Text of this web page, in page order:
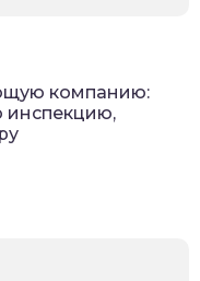
компанию: